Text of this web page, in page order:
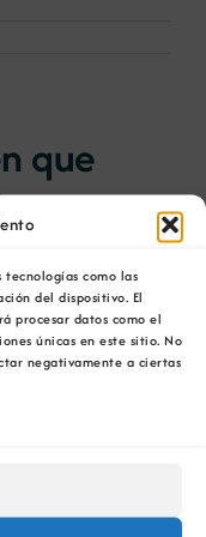
tecnologías como las
del dispositivo. El
procesar datos como el
únicas en este sitio. No
negativamente a ciertas
que
de
regula el